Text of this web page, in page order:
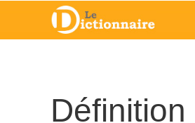
Définition